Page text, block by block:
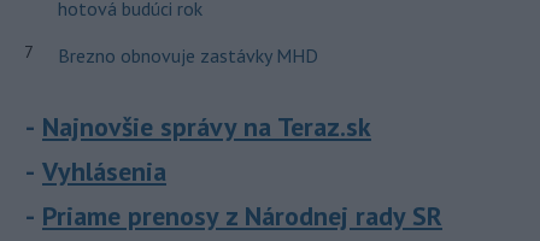
hotová budúci rok
7 Brezno obnovuje zastávky MHD
Najnovšie správy na Teraz.sk
Vyhlásenia
Priame prenosy z Národnej rady SR